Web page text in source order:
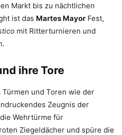
Markt bis zu nächtlichen
ist das Martes Mayor Fest,
mit Ritterturnieren und
ihre Tore
Türmen und Toren wie der
Zeugnis der
Wehrtürme für
Ziegeldächer und spüre die